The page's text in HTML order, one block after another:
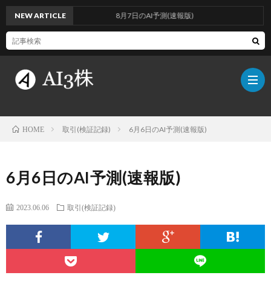
グ
NEW ARTICLE 8月7日のAI予測(速報版)
HOME 取引(検証記録) 6月6日のAI予測(速報版)
6月6日のAI予測(速報版)
2023.06.06 取引(検証記録)